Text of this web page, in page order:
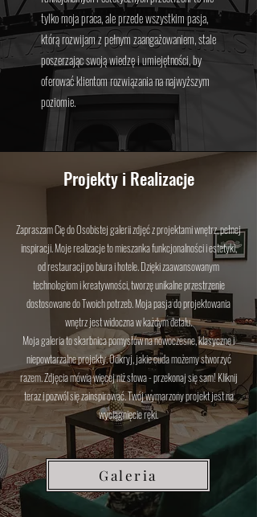
tylko moja praca, ale przede wszystkim pasja,
którą rozwijam z pełnym zaangażowaniem, stale
poszerzając swoją wiedzę i umiejętności, by
oferować klientom rozwiązania na najwyższym
poziomie.
Projekty i Realizacje
Zapraszam Cię do Osobistej galerii zdjęć z projektami wnętrz, pełnej
inspiracji. Moje realizacje to mieszanka funkcjonalności i estetyki,
od restauracji po biura i hotele. Dzięki zaawansowanym
technologiom i kreatywności, tworzę unikalne przestrzenie
dostosowane do Twoich potrzeb. Moja pasja do projektowania
wnętrz jest widoczna w każdym detalu.
Moja galeria to skarbnica pomysłów na nowoczesne, klasyczne i
niepowtarzalne projekty. Odkryj, jakie cuda możemy stworzyć
razem. Zdjęcia mówią więcej niż słowa - przekonaj się sam! Kliknij
teraz i pozwól się zainspirować. Twój wymarzony projekt jest na
wyciągnięcie ręki.
Galeria